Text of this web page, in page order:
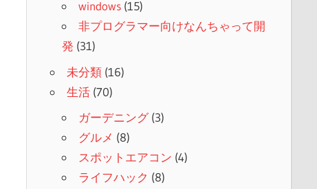
windows(15)
非プログラマー向けなんちゃって開
発 (31)
未分類(16)
生活(70)
ガーデニング(3)
グルメ (8)
スポットエアコン (4)
ライフハック (8)